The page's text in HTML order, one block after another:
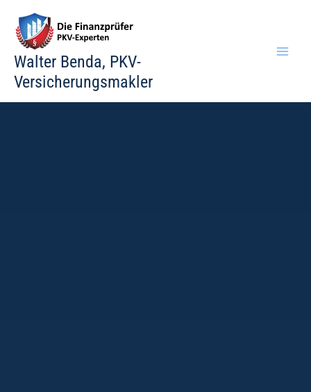
Inhalt
springen
Walter Benda, PKV-
Versicherungsmakler